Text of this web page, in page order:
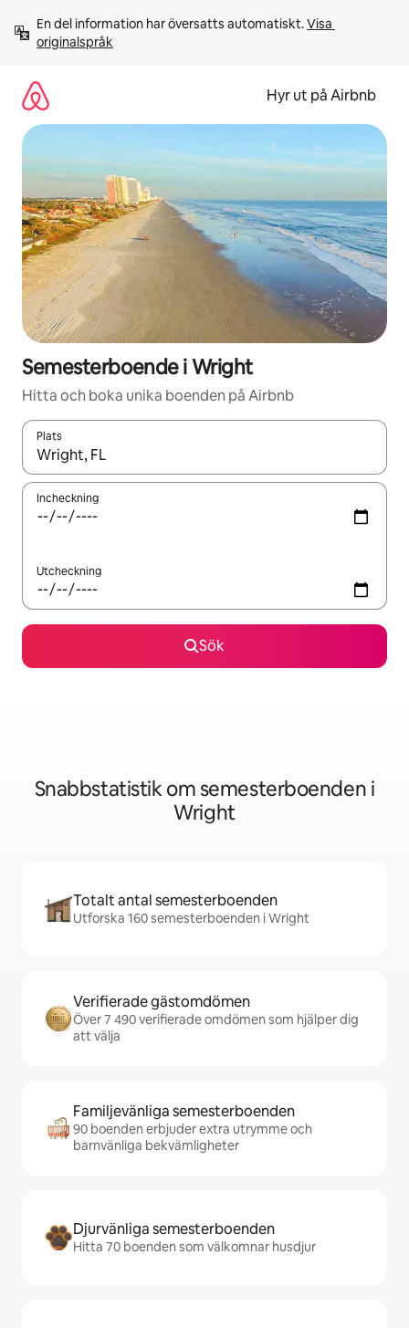
innehåll
En del information har översatts automatiskt. Visa
originalspråk
Hyr ut på Airbnb
Semesterboende i Wright
Hitta och boka unika boenden på Airbnb
Plats
När resultaten är tillgängliga kan du navigera med upp- och
Incheckning
Utcheckning
Sök
Snabbstatistik om semesterboenden i
Wright
Totalt antal semesterboenden
Utforska 160 semesterboenden i Wright
Verifierade gästomdömen
Över 7 490 verifierade omdömen som hjälper dig
att välja
Familjevänliga semesterboenden
90 boenden erbjuder extra utrymme och
barnvänliga bekvämligheter
Djurvänliga semesterboenden
Hitta 70 boenden som välkomnar husdjur